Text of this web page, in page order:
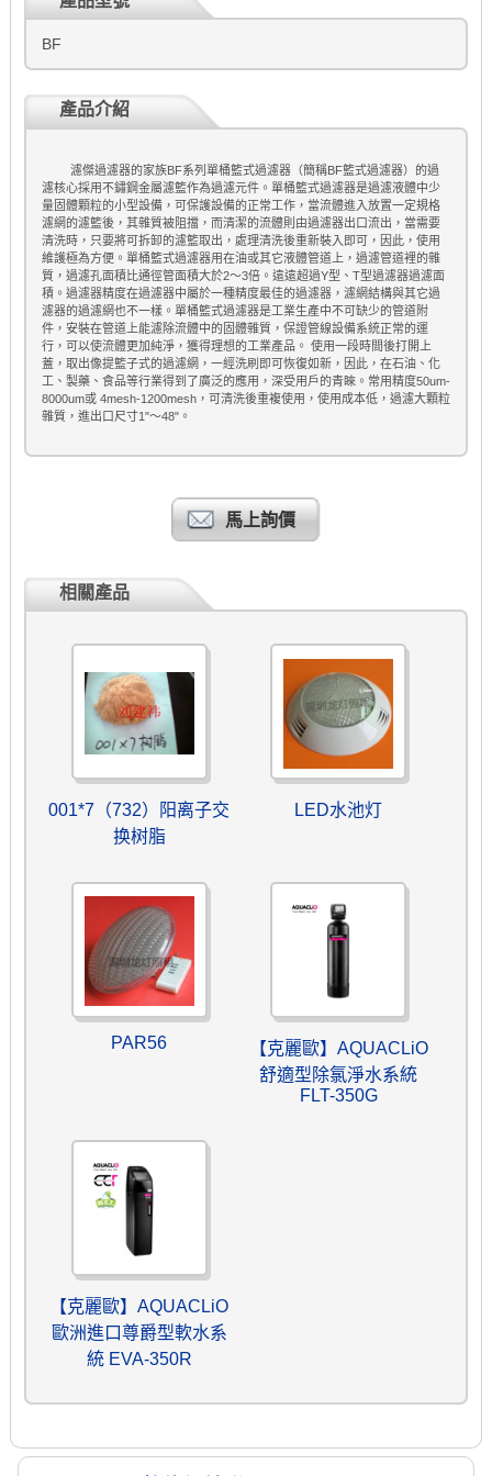
BF
產品介紹
濾傑過濾器的家族BF系列單桶籃式過濾器（簡稱BF籃式過濾器）的過
濾核心採用不鏽鋼金屬濾籃作為過濾元件。 單桶籃式過濾器是過濾液體中少
量固體顆粒的小型設備，可保護設備的正常工作，當流體進入放置一定規格
濾網的濾籃後，其雜質被阻擋，而清潔的流體則由過濾器出口流出，當需要
清洗時，只要將可拆卸的濾籃取出，處理清洗後重新裝入即可，因此，使用
維護極為方便。 單桶籃式過濾器用在油或其它液體管道上，過濾管道裡的雜
質，過濾孔面積比通徑管面積大於2～3倍。遠遠超過Y型、T型過濾器過濾面
積。過濾器精度在過濾器中屬於一種精度最佳的過濾器，濾網結構與其它過
濾器的過濾網也不一樣。 單桶籃式過濾器是工業生產中不可缺少的管道附
件，安裝在管道上能濾除流體中的固體雜質，保證管線設備系統正常的運
行，可以使流體更加純淨，獲得理想的工業產品。 使用一段時間後打開上
蓋，取出像提籃子式的過濾網，一經洗刷即可恢復如新，因此，在石油、化
工、製藥、食品等行業得到了廣泛的應用，深受用戶的青睞。常用精度50um-
8000um或 4mesh-1200mesh，可清洗後重複使用，使用成本低，過濾大顆粒
雜質，進出口尺寸1"～48"。
馬上詢價
相關產品
001*7（732）阳离子交
换树脂
LED水池灯
PAR56
【克麗歐】AQUACLiO
舒適型除氯淨水系統
FLT-350G
【克麗歐】AQUACLiO
歐洲進口尊爵型軟水系
統 EVA-350R